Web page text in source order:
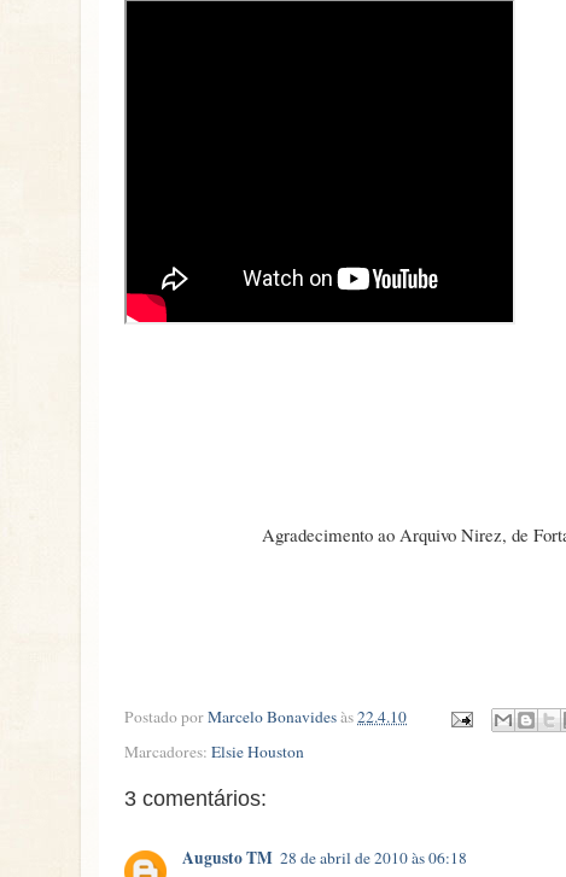
Agradecimento ao Arquivo Nirez, de
Postado porMarcelo Bonavidesàs22.4.10
Marcadores: Elsie Houston
3 comentários:
Augusto TM 28 de abril de 2010 às 06:18